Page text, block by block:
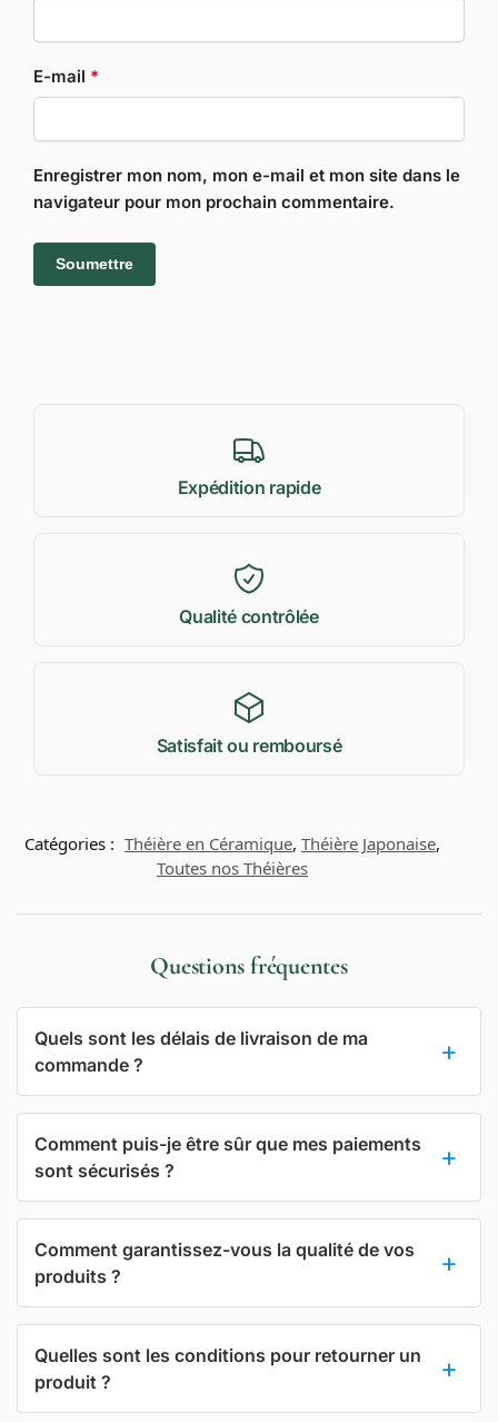
E-mail *
Enregistrer mon nom, mon e-mail et mon site dans le
navigateur pour mon prochain commentaire.
Expédition rapide
Qualité contrôlée
Satisfait ou remboursé
Catégories : Théière en Céramique, Théière Japonaise,
Toutes nos Théières
Questions fréquentes
Quels sont les délais de livraison de ma
commande ?
Comment puis-je être sûr que mes paiements
sont sécurisés ?
Comment garantissez-vous la qualité de vos
produits ?
Quelles sont les conditions pour retourner un
produit ?